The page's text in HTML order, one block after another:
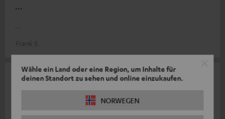
Wähle ein Land oder eine Region, um Inhalte für
deinen Standort zu sehen und online einzukaufen.
NORWEGEN
...
Frank S.
08.03.2025